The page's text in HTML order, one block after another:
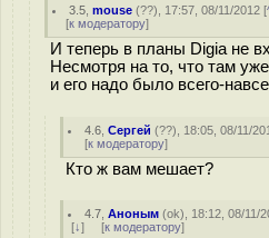
3.5 ,mouse (??), 17:57, 08/11/2012 [
[к модератору]
И теперь в планы Digia не
Несмотря на то, что там
и его надо было всего-
4.6 ,Сергей (??), 18:05, 08/11/
[к модератору]
Кто ж вам мешает?
4.7 ,Аноным (ok), 18:12, 08/11/
[↓] [к модератору]